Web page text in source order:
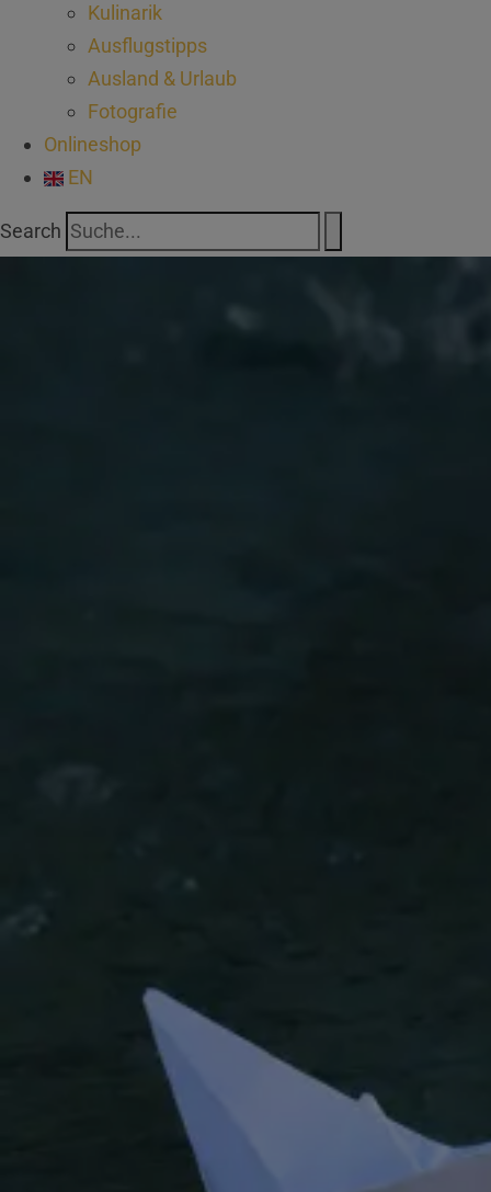
Kulinarik
Ausflugstipps
Ausland & Urlaub
Fotografie
Onlineshop
EN
Search